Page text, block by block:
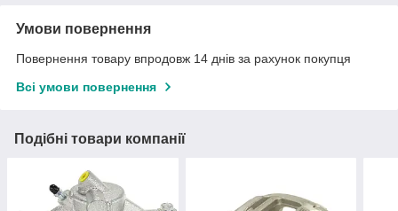
Умови повернення
Повернення товару впродовж 14 днів за рахунок покупця
Всі умови повернення
Подібні товари компанії